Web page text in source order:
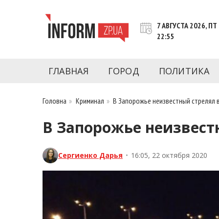
INFORM.ZP.UA – это информационный
последние новости Запорожья и
7 АВГУСТА 2026, ПТ
22:55
ГЛАВНАЯ ГОРОД ПОЛИТИКА
Головна » Криминал »В Запорожье неизвестный
В Запорожье
Сергиенко Дарья • 16:05, 22 октября 2020